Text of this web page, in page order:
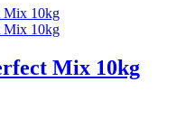
Mix 10kg